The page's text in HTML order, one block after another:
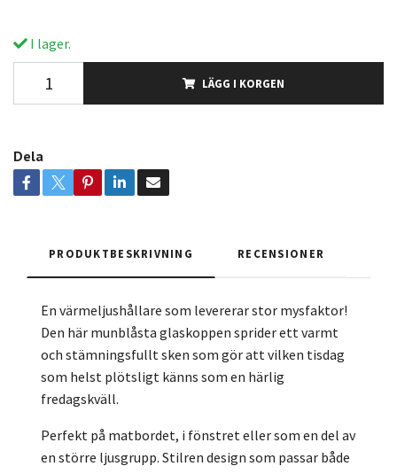
I lager.
LÄGG I KORGEN
Dela
PRODUKTBESKRIVNING RECENSIONER
En värmeljushållare som levererar stor mysfaktor!
Den här munblåsta glaskoppen sprider ett varmt
och stämningsfullt sken som gör att vilken tisdag
som helst plötsligt känns som en härlig
fredagskväll.
Perfekt på matbordet, i fönstret eller som en del av
en större ljusgrupp. Stilren design som passar både